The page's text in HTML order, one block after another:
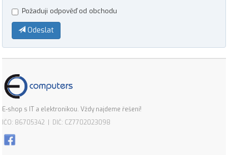
Požaduji odpověď od obchodu
Odeslat
E-shop s IT a elektronikou. Vždy najdeme řešení!
IČO: 86705342 | DIČ: CZ7702023098